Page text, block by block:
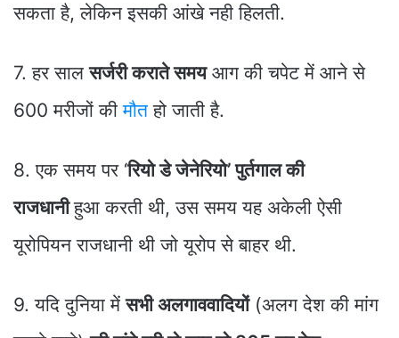
सकता है, लेकिन इसकी आंखे नही हिलती.
7. हर सालसर्जरी कराते समयआग की चपेट में आने से
600 मरीजों कीमौत हो जाती है.
8. एक समय पर ‘रियो डे जेनेरियो’ पुर्तगाल की
राजधानीहुआ करती थी, उस समय यह अकेली ऐसी
यूरोपियन राजधानी थी जो यूरोप से बाहर थी.
9. यदि दुनिया मेंसभी अलगाववादियों(अलग देश की मांग